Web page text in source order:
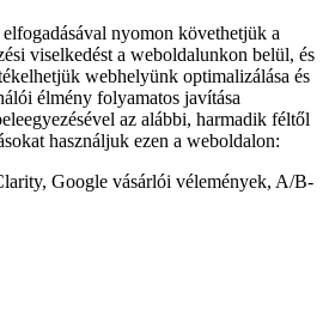
nyomon követhetjük a
viselkedést a weboldalunkon belül, és
webhelyünk optimalizálása és
élmény folyamatos javítása
az alábbi, harmadik féltől
használjuk ezen a weboldalon:
Google vásárlói vélemények, A/B-